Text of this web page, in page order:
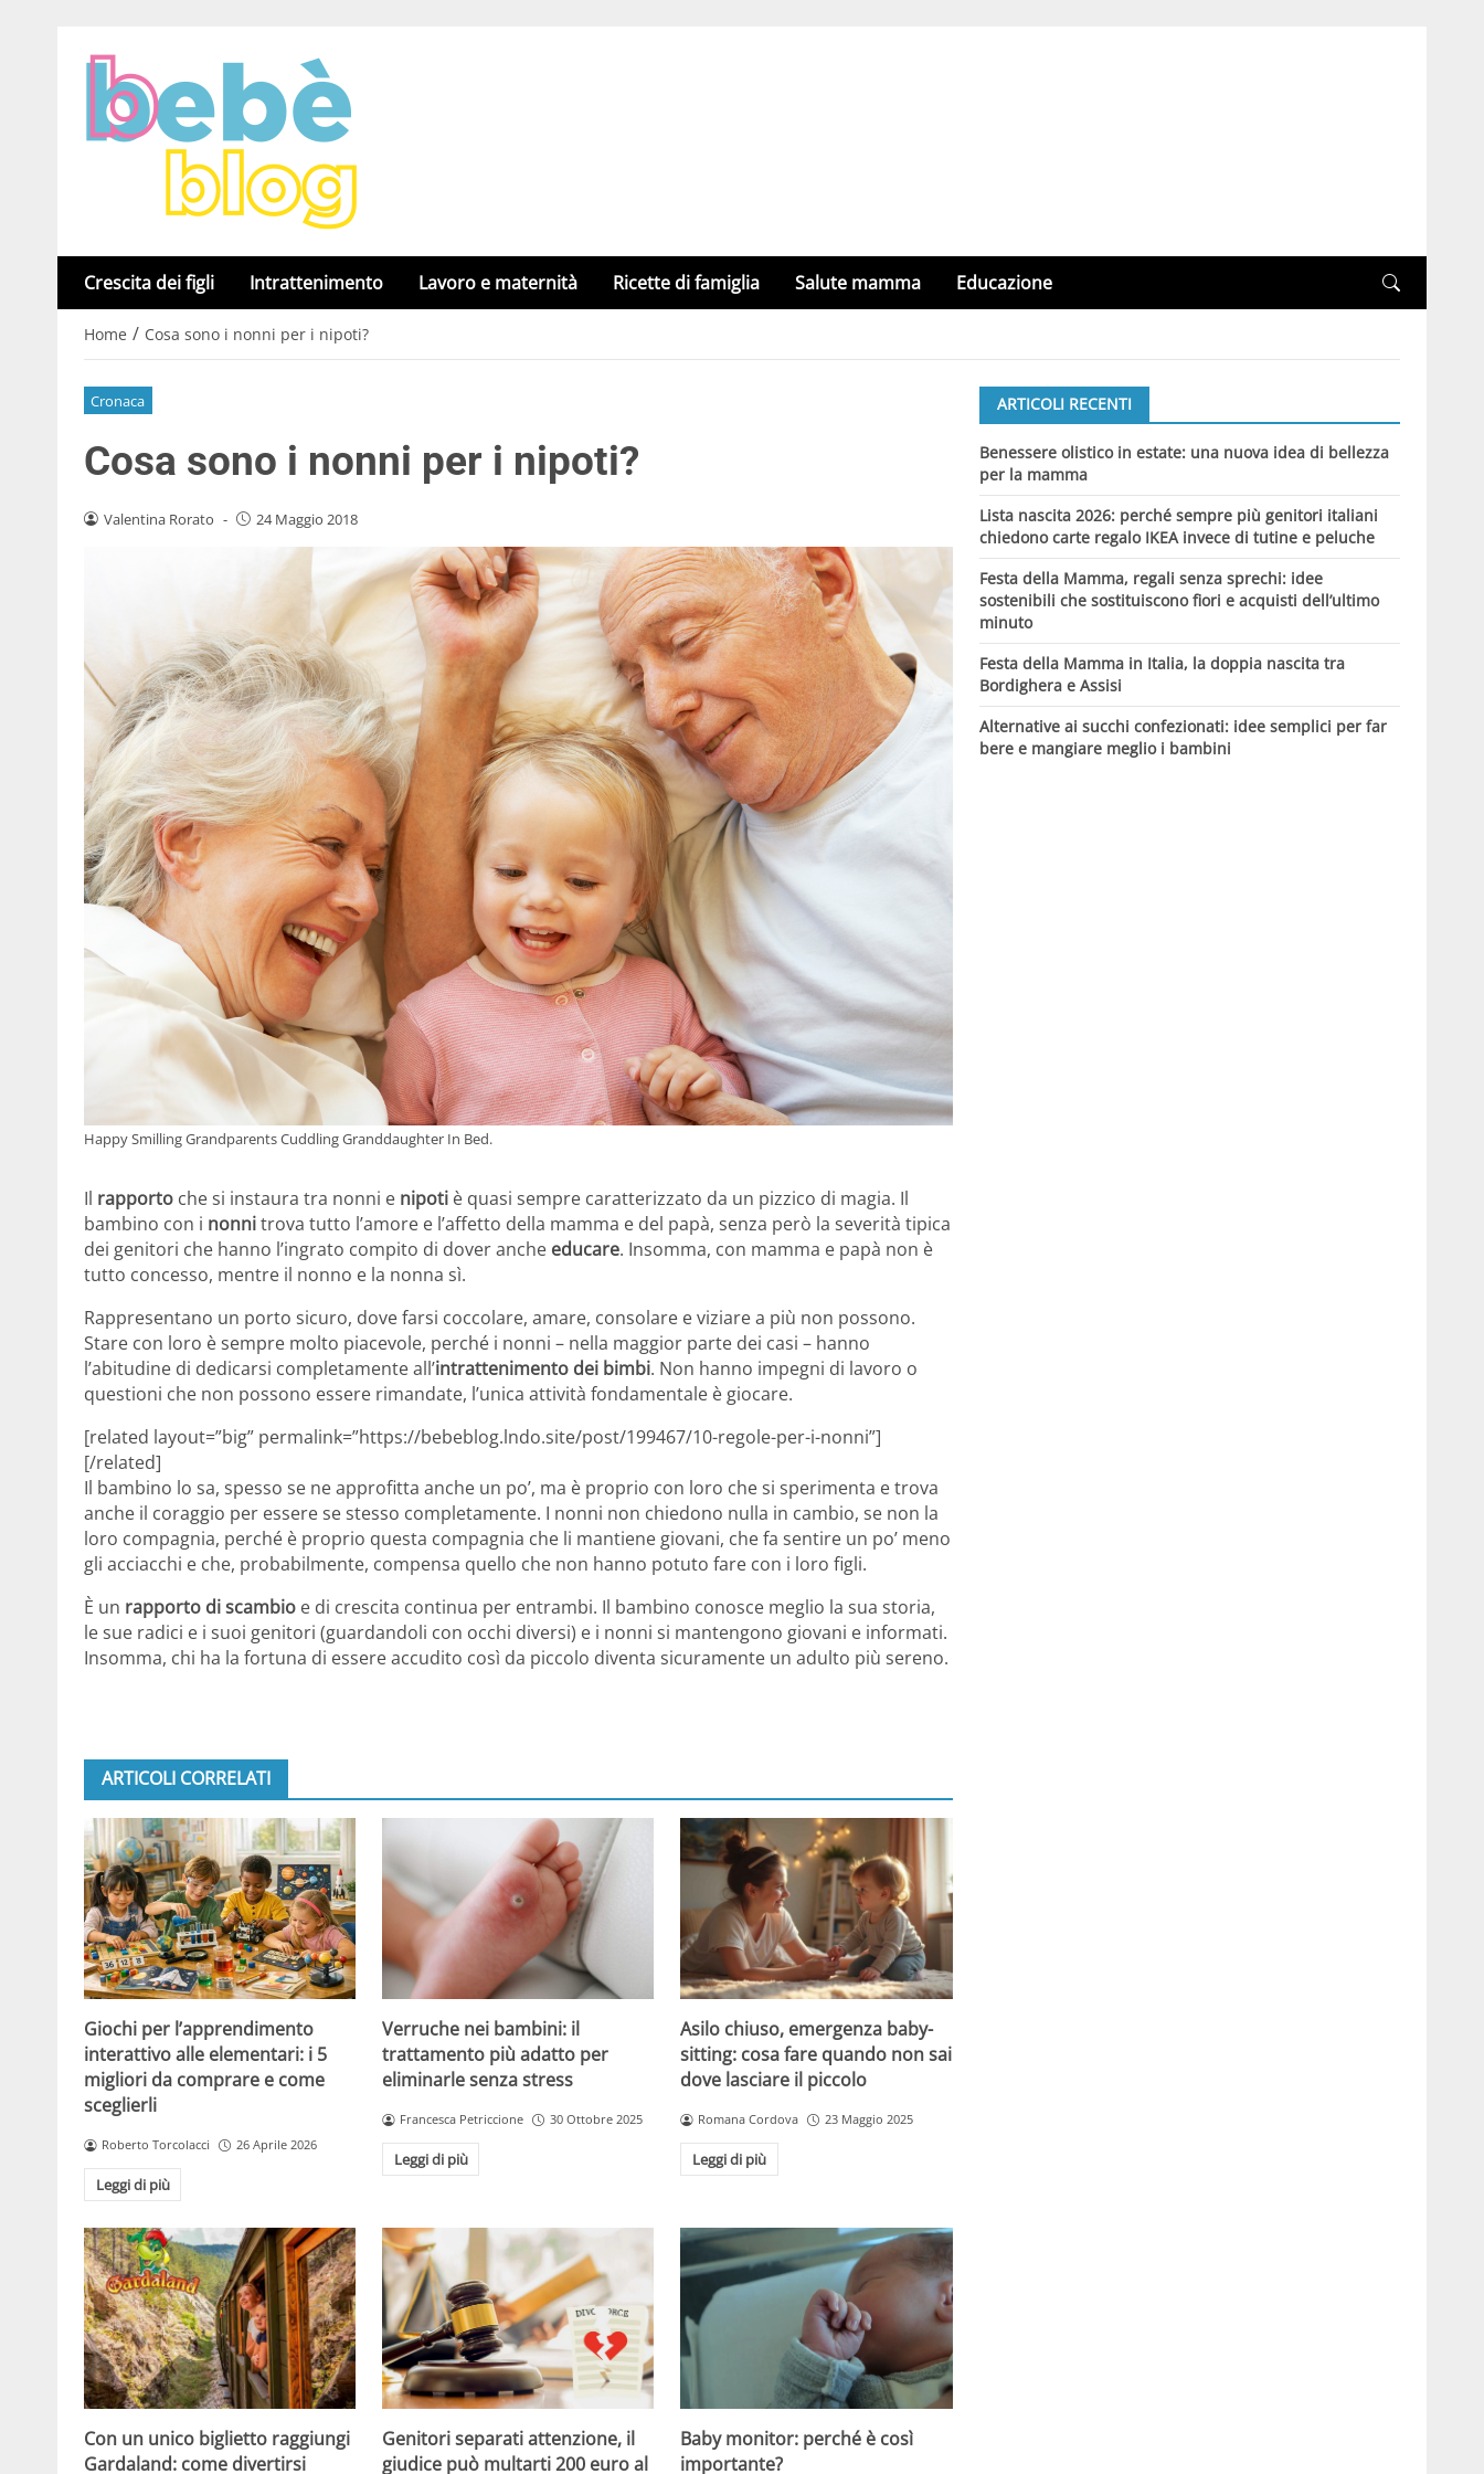
Crescita dei figli Intrattenimento Lavoro e maternità Ricette di famiglia Salute mamma Educazione
Home / Cosa sono i nonni per i nipoti?
Cronaca
Cosa sono i nonni per i nipoti?
Valentina Rorato - 24 Maggio 2018
Happy Smilling Grandparents Cuddling Granddaughter In Bed.
Il rapporto che si instaura tra nonni e nipoti è quasi sempre caratterizzato da un pizzico di magia. Il
bambino con i nonnitrova tutto l’amore e l’affetto della mamma e del papà, senza però la severità tipica
dei genitori che hanno l’ingrato compito di dover anche educare. Insomma, con mamma e papà non è
tutto concesso, mentre il nonno e la nonna sì.
Rappresentano un porto sicuro, dove farsi coccolare, amare, consolare e viziare a più non possono.
Stare con loro è sempre molto piacevole, perché i nonni – nella maggior parte dei casi – hanno
l’abitudine di dedicarsi completamente all’intrattenimento dei bimbi. Non hanno impegni di lavoro o
questioni che non possono essere rimandate, l’unica attività fondamentale è giocare.
[related layout=”big” permalink=”https://bebeblog.lndo.site/post/199467/10-regole-per-i-nonni”]
[/related]
Il bambino lo sa, spesso se ne approfitta anche un po’, ma è proprio con loro che si sperimenta e trova
anche il coraggio per essere se stesso completamente. I nonni non chiedono nulla in cambio, se non la
loro compagnia, perché è proprio questa compagnia che li mantiene giovani, che fa sentire un po’ meno
gli acciacchi e che, probabilmente, compensa quello che non hanno potuto fare con i loro figli.
È un rapporto di scambio e di crescita continua per entrambi. Il bambino conosce meglio la sua storia,
le sue radici e i suoi genitori (guardandoli con occhi diversi) e i nonni si mantengono giovani e informati.
Insomma, chi ha la fortuna di essere accudito così da piccolo diventa sicuramente un adulto più sereno.
ARTICOLI CORRELATI
Giochi per l’apprendimento
interattivo alle elementari: i 5
migliori da comprare e come
sceglierli
Roberto Torcolacci 26 Aprile 2026
Leggi di più
Verruche nei bambini: il
trattamento più adatto per
eliminarle senza stress
Francesca Petriccione 30 Ottobre 2025
Leggi di più
Asilo chiuso, emergenza baby-
sitting: cosa fare quando non sai
dove lasciare il piccolo
Romana Cordova 23 Maggio 2025
Leggi di più
Con un unico biglietto raggiungi
Gardaland: come divertirsi
Genitori separati attenzione, il
giudice può multarti 200 euro al
Baby monitor: perché è così
importante?
ARTICOLI RECENTI
Benessere olistico in estate: una nuova idea di bellezza
per la mamma
Lista nascita 2026: perché sempre più genitori italiani
chiedono carte regalo IKEA invece di tutine e peluche
Festa della Mamma, regali senza sprechi: idee
sostenibili che sostituiscono fiori e acquisti dell’ultimo
minuto
Festa della Mamma in Italia, la doppia nascita tra
Bordighera e Assisi
Alternative ai succhi confezionati: idee semplici per far
bere e mangiare meglio i bambini